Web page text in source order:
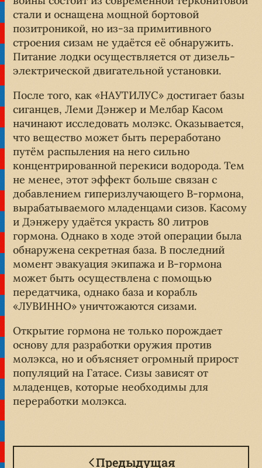
стали и оснащена мощной бортовой
позитроникой, но из-за примитивного
строения сизам не удаётся её обнаружить.
Питание лодки осуществляется от дизель-
электрической двигательной установки.
После того, как «НАУТИЛУС» достигает базы
сиганцев, Леми Дэнжер и Мелбар Касом
начинают исследовать молэкс. Оказывается,
что вещество может быть переработано
путём распыления на него сильно
концентрированной перекиси водорода. Тем
не менее, этот эффект больше связан с
добавлением гиперизлучающего B-гормона,
вырабатываемого младенцами сизов. Касому
и Дэнжеру удаётся украсть 80 литров
гормона. Однако в ходе этой операции была
обнаружена секретная база. В последний
момент эвакуация экипажа и B-гормона
может быть осуществлена с помощью
передатчика, однако база и корабль
«ЛУВИННО» уничтожаются сизами.
Открытие гормона не только порождает
основу для разработки оружия против
молэкса, но и объясняет огромный прирост
популяций на Гатасе. Сизы зависят от
младенцев, которые необходимы для
переработки молэкса.
Предыдущая